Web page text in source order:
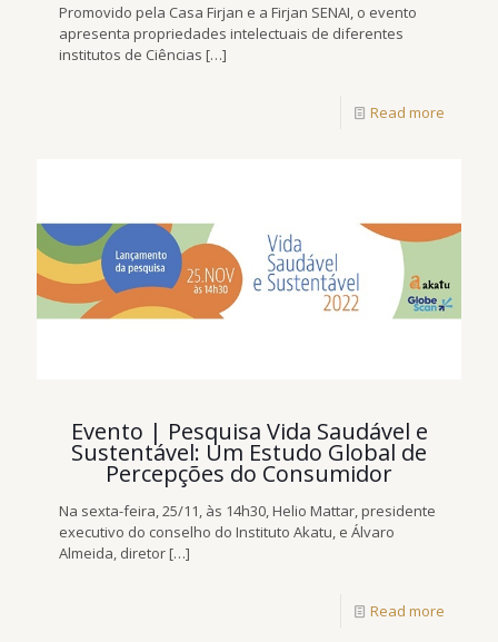
Promovido pela Casa Firjan e a Firjan SENAI, o evento
apresenta propriedades intelectuais de diferentes
institutos de Ciências […]
Read more
Evento | Pesquisa Vida Saudável e
Sustentável: Um Estudo Global de
Percepções do Consumidor
Na sexta-feira, 25/11, às 14h30, Helio Mattar, presidente
executivo do conselho do Instituto Akatu, e Álvaro
Almeida, diretor[…]
Read more